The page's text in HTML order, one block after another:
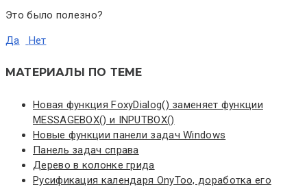
Это было полезно?
Да Нет
МАТЕРИАЛЫ ПО ТЕМЕ
Новая функция FoxyDialog() заменяет функции
MESSAGEBOX() и INPUTBOX()
Новые функции панели задач Windows
Панель задач справа
Дерево в колонке грида
Русификация календаря OnyToo, доработка его